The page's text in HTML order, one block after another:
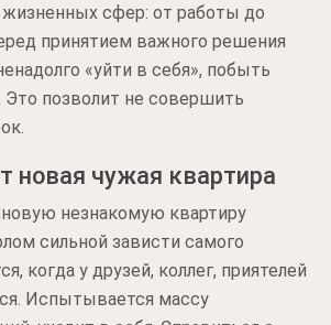
сфер: от работы до
принятием важного решения
«уйти в себя», побыть
Это позволит не совершить
новая чужая квартира
незнакомую квартиру
сильной зависти самого
когда у друзей, коллег, приятелей
Испытывается массу